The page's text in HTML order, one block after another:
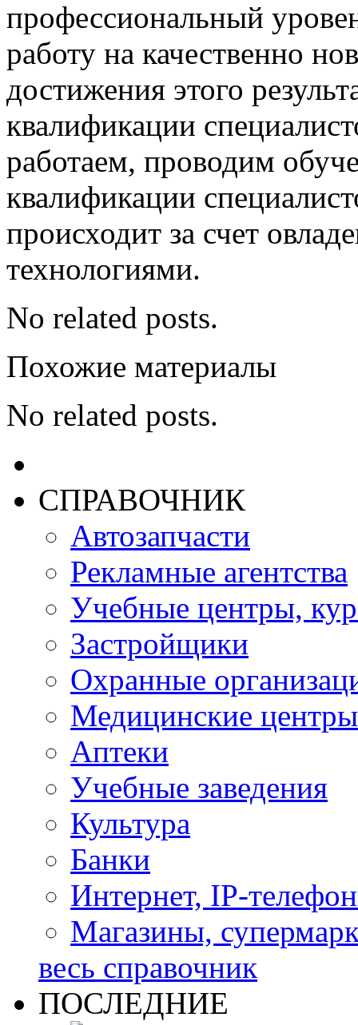
профессиональный
работу на качественно
достижения этого
квалификации
работаем, проводим
квалификации
происходит за счет
технологиями.
No related posts.
Похожие материалы
No related posts.
СПРАВОЧНИК
Автозапчасти
Рекламные агентства
Учебные центры,
Застройщики
Охранные
Медицинские центры
Аптеки
Учебные заведения
Культура
Банки
Интернет, IP-
Магазины,
весь справочник
ПОСЛЕДНИЕ